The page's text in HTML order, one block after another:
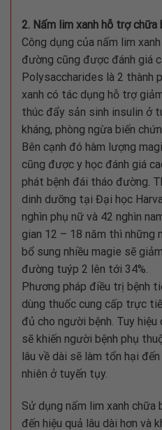
2. Nấm lim xanh hỗ trợ
Công dụng của nấm lim
đường cũng được đánh giá
Polysaccharides là 2 thành
xanh có tác dụng hỗ trợ
thúc đẩy sản sinh insulin ở
kháng, phòng ngừa biến
Bên cạnh đó hàm lượng
cũng được y học đánh giá
phát bệnh đái tháo đường.
dinh dưỡng tại Đại học
nghìn phụ nữ và 42 nghìn
gian 12 – 18 năm thì những
bổ sung nhiều magie sẽ
đường tuýp 2 lên tới 34%.
Phương pháp điều trị bệnh
dùng thuốc cung cấp trực
đủ cho người bệnh. Tuy hiệu
sẽ khiến người bệnh phụ
lâu về dài sẽ làm tổn hại
nhiên ở tuyến tụy.
Sử dụng nấm lim xanh chữa
đến hiệu quả lâu dài hơn và